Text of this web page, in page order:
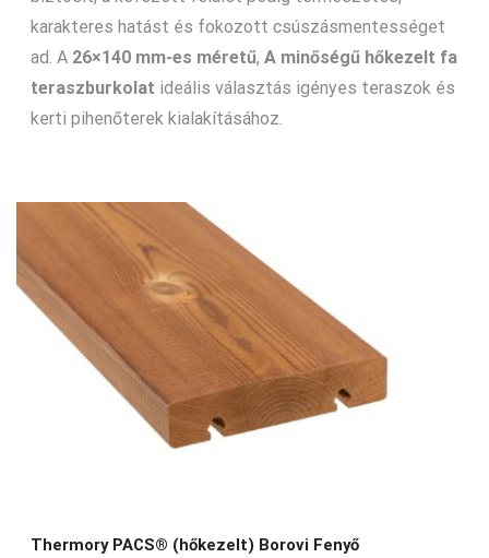
karakteres hatást és fokozott csúszásmentességet
ad. A 26×140 mm-es méretű, A minőségű hőkezelt fa
teraszburkolat ideális választás igényes teraszok és
kerti pihenőterek kialakításához.
Thermory PACS® (hőkezelt) Borovi Fenyő